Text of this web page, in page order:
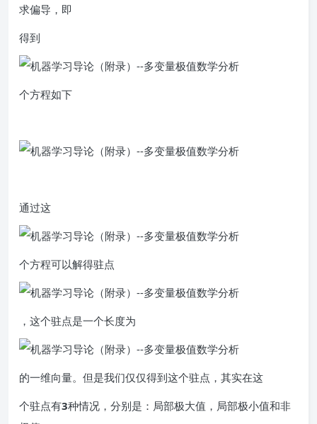
求偏导，即
得到
个方程如下
通过这
个方程可以解得驻点
，这个驻点是一个长度为
的一维向量。但是我们仅仅得到这个驻点，其实在这
个驻点有3种情况，分别是：局部极大值，局部极小值和非